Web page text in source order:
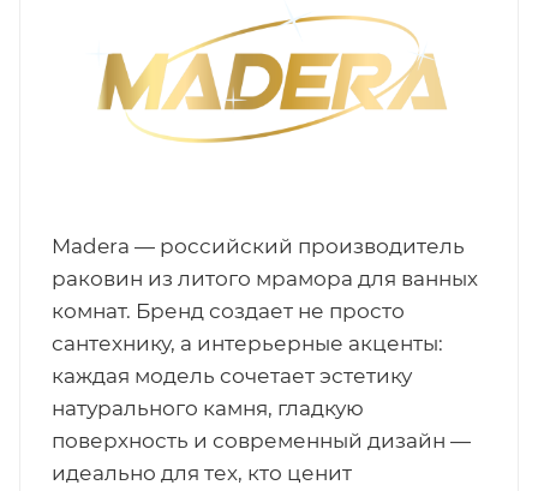
Madera — российский производитель
раковин из литого мрамора для ванных
комнат. Бренд создает не просто
сантехнику, а интерьерные акценты:
каждая модель сочетает эстетику
натурального камня, гладкую
поверхность и современный дизайн —
идеально для тех, кто ценит